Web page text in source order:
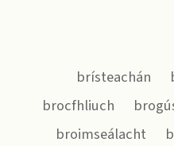
brísteachán
brocfhliuch
broimseálacht